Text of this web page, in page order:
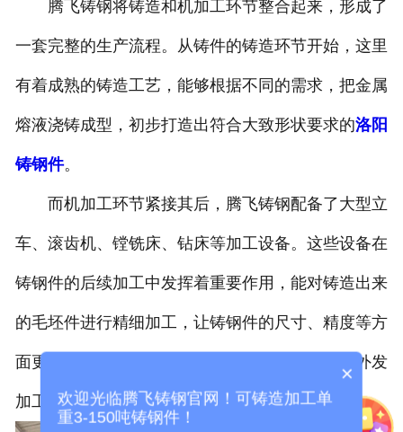
腾飞铸钢将铸造和机加工环节整合起来，形成了
一套完整的生产流程。从铸件的铸造环节开始，这里
有着成熟的铸造工艺，能够根据不同的需求，把金属
熔液浇铸成型，初步打造出符合大致形状要求的洛阳
铸钢件。
而机加工环节紧接其后，腾飞铸钢配备了大型立
车、滚齿机、镗铣床、钻床等加工设备。这些设备在
铸钢件的后续加工中发挥着重要作用，能对铸造出来
的毛坯件进行精细加工，让铸钢件的尺寸、精度等方
面更贴合实际使用的需求，省去了不少厂家需要外发
加工的步骤，在生产流程的衔接上更为顺畅。
×
欢迎光临腾飞铸钢官网！可铸造加工单
重3-150吨铸钢件！